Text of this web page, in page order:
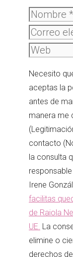
Nombre
Necesito
aceptas la
antes de
manera me
contacto
la consulta
Irene
facilitas
de Raiola
UE. La
elimine o
derechos